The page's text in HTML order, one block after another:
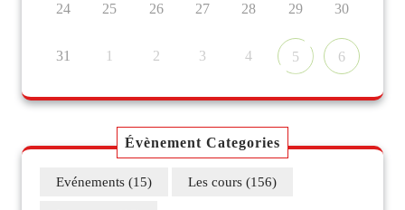
24 25 26 27 28 29 30
31 1 2 3 4 5 6
Évènement Categories
Evénements (15) Les cours (156)